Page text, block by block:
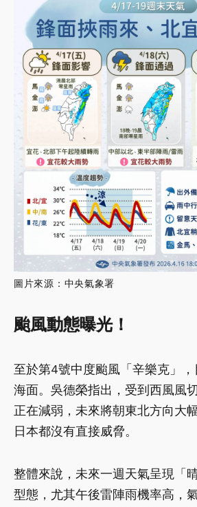
圖片來源：中央氣象署
颱風動態曝光！
至於第4號中度颱風「辛樂克」
海面。吳德榮指出，受到西風風
正在減弱，未來將朝東北方向大
日本都沒有直接威脅。
整體來說，未來一週天氣呈現「
型態，尤其午後雷陣雨機率高，